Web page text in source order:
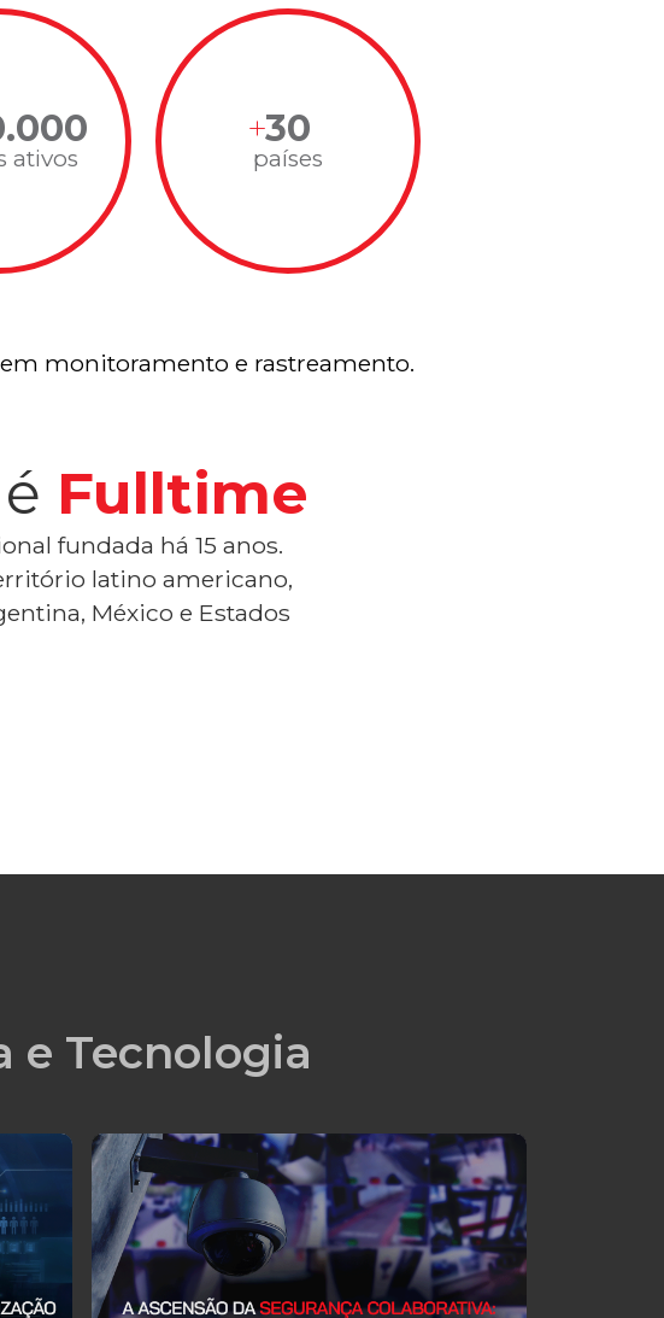
ativos
30
países
monitoramento e rastreamento.
Fulltime
fundada há 15 anos.
latino americano,
México e Estados
e Tecnologia